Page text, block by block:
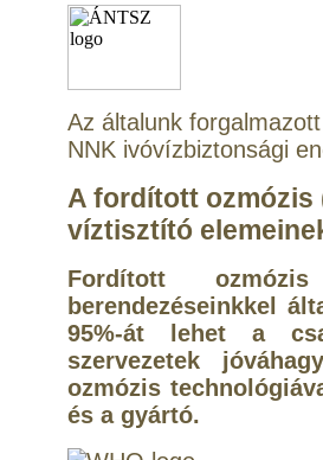
Az általunk
NNK ivóvízbiztonsági
A fordított ozmózis
víztisztító
Fordított
berendezéseinkkel
95%-át lehet a
szervezetek
ozmózis
és a gyártó.